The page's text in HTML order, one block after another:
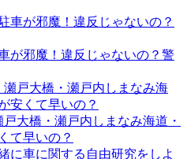
が邪魔！違反じゃないの？警
大橋・瀬戸内しまなみ海道・
て早いの？